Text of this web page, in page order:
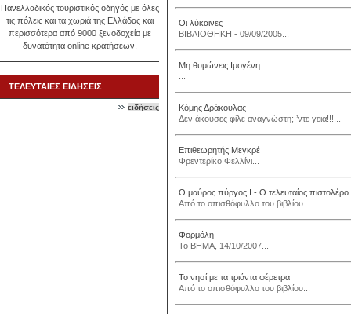
Πανελλαδικός τουριστικός οδηγός με όλες
τις πόλεις και τα χωριά της Ελλάδας και
περισσότερα από 9000 ξενοδοχεία με
δυνατότητα online κρατήσεων.
ΤΕΛΕΥΤΑΙΕΣ ΕΙΔΗΣΕΙΣ
ειδήσεις
Οι λύκαινες
ΒΙΒΛΙΟΘΗΚΗ - 09/09/2005...
Μη θυμώνεις Ιμογένη
Κόμης Δράκουλας
Δεν άκουσες φίλε αναγνώστη; ’ντε γεια!!!...
Επιθεωρητής Μεγκρέ
Φρεντερίκο Φελλίνι...
Ο μαύρος πύργος Ι - Ο τελευταίος πιστολέρο
Από το οπισθόφυλλο του βιβλίου...
Φορμόλη
Το ΒΗΜΑ, 14/10/2007...
Το νησί με τα τριάντα φέρετρα
Από το οπισθόφυλλο του βιβλίου...